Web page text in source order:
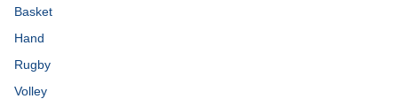
Basket
Hand
Rugby
Volley